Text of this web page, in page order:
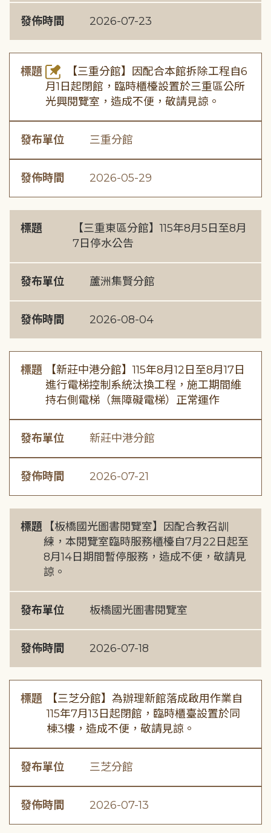
發佈時間 2026-07-23
標題
【三重分館】因配合本館拆除工程自6
月1日起閉館，臨時櫃檯設置於三重區公所
光興閱覽室，造成不便，敬請見諒。
發布單位 三重分館
發佈時間 2026-05-29
標題
【三重東區分館】115年8月5日至8月
7日停水公告
發布單位 蘆洲集賢分館
發佈時間 2026-08-04
標題
【新莊中港分館】115年8月12日至8月17日
進行電梯控制系統汰換工程，施工期間維
持右側電梯（無障礙電梯）正常運作
發布單位 新莊中港分館
發佈時間 2026-07-21
標題
【板橋國光圖書閱覽室】因配合教召訓
練，本閱覽室臨時服務櫃檯自7月22日起至
8月14日期間暫停服務，造成不便，敬請見
諒。
發布單位 板橋國光圖書閱覽室
發佈時間 2026-07-18
標題
【三芝分館】為辦理新館落成啟用作業自
115年7月13日起閉館，臨時櫃臺設置於同
棟3樓，造成不便，敬請見諒。
發布單位 三芝分館
發佈時間 2026-07-13